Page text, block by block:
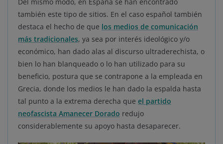
Del mismo modo, en España se han encontrado
también este tipo de sitios. En el caso español también
destaca el hecho de que los medios de comunicación
más tradicionales, ya sea por interés ideológico y/o
económico, han dado alas al discurso ultraderechista, o
bien lo han blanqueado o lo han utilizado para su
beneficio, postura que se contrapone a la empleada en
Grecia, donde los medios le han dado la espalda hasta
tal punto a la extrema derecha que el partido
neofascista Amanecer Dorado redujo
considerablemente su apoyo hasta desaparecer.